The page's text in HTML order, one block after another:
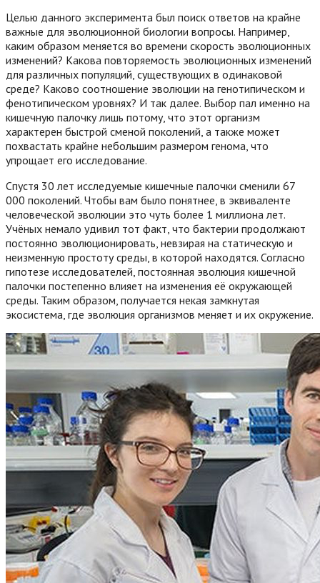
Целью данного эксперимента был поиск ответов на крайне
важные для эволюционной биологии вопросы. Например,
каким образом меняется во времени скорость эволюционных
изменений? Какова повторяемость эволюционных изменений
для различных популяций, существующих в одинаковой
среде? Каково соотношение эволюции на генотипическом и
фенотипическом уровнях? И так далее. Выбор пал именно на
кишечную палочку лишь потому, что этот организм
характерен быстрой сменой поколений, а также может
похвастать крайне небольшим размером генома, что
упрощает его исследование.
Спустя 30 лет исследуемые кишечные палочки сменили 67
000 поколений. Чтобы вам было понятнее, в эквиваленте
человеческой эволюции это чуть более 1 миллиона лет.
Учёных немало удивил тот факт, что бактерии продолжают
постоянно эволюционировать, невзирая на статическую и
неизменную простоту среды, в которой находятся. Согласно
гипотезе исследователей, постоянная эволюция кишечной
палочки постепенно влияет на изменения её окружающей
среды. Таким образом, получается некая замкнутая
экосистема, где эволюция организмов меняет и их окружение.